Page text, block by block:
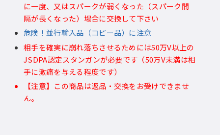
に一度、又はスパークが弱くなった（スパーク間
隔が長くなった）場合に交換して下さい
危険！並行輸入品（コピー品）に注意
相手を確実に崩れ落ちさせるためには50万V以上の
JSDPA認定スタンガンが必要です（50万V未満は相
手に激痛を与える程度です）
【注意】この商品は返品・交換をお受けできませ
ん。